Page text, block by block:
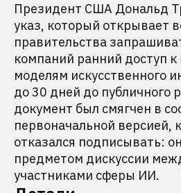
Президент США Дональд
указ, который открывает
правительства
компаний ранний доступ
моделям искусственного
до 30 дней до публичного
документ был смягчен в
первоначальной версией,
отказался подписывать:
предметом дискуссии
участниками сферы ИИ.